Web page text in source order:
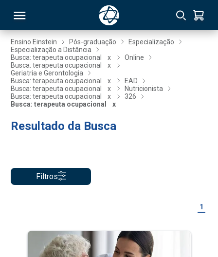
Ensino Einstein Pós-graduação
Especialização
Especialização a Distância
Busca: terapeuta ocupacional
x
Online
Busca: terapeuta ocupacional
x
Geriatria e Gerontologia
Busca: terapeuta ocupacional
x
EAD
Busca: terapeuta ocupacional
x
Nutricionista
Busca: terapeuta ocupacional
x
326
Busca: terapeuta ocupacional
x
Resultado da Busca
Filtros
1